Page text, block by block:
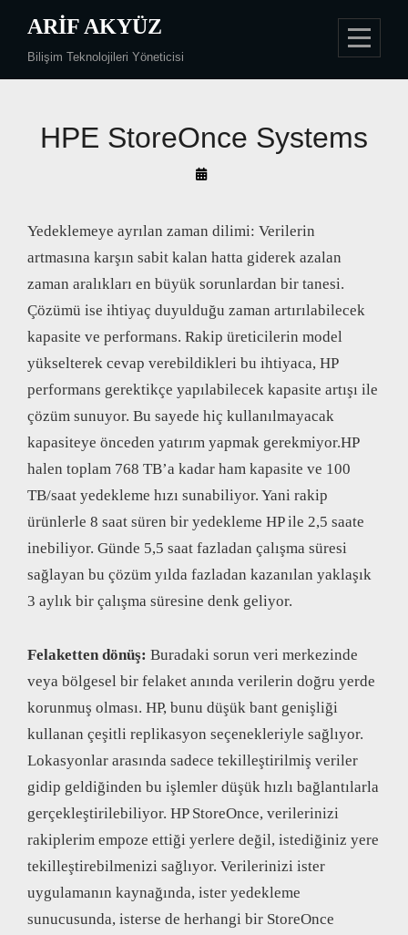
content
ARIF AKYÜZ
Bilişim Teknolojileri Yöneticisi
HPE StoreOnce Systems
By
Yedeklemeye ayrılan zaman dilimi: Verilerin
artmasına karşın sabit kalan hatta giderek azalan
zaman aralıkları en büyük sorunlardan bir tanesi.
Çözümü ise ihtiyaç duyulduğu zaman artırılabilecek
kapasite ve performans. Rakip üreticilerin model
yükselterek cevap verebildikleri bu ihtiyaca, HP
performans gerektikçe yapılabilecek kapasite artışı ile
çözüm sunuyor. Bu sayede hiç kullanılmayacak
kapasiteye önceden yatırım yapmak gerekmiyor.HP
halen toplam 768 TB’a kadar ham kapasite ve 100
TB/saat yedekleme hızı sunabiliyor. Yani rakip
ürünlerle 8 saat süren bir yedekleme HP ile 2,5 saate
inebiliyor. Günde 5,5 saat fazladan çalışma süresi
sağlayan bu çözüm yılda fazladan kazanılan yaklaşık
3 aylık bir çalışma süresine denk geliyor.
Felaketten dönüş: Buradaki sorun veri merkezinde
veya bölgesel bir felaket anında verilerin doğru yerde
korunmuş olması. HP, bunu düşük bant genişliği
kullanan çeşitli replikasyon seçenekleriyle sağlıyor.
Lokasyonlar arasında sadece tekilleştirilmiş veriler
gidip geldiğinden bu işlemler düşük hızlı bağlantılarla
gerçekleştirilebiliyor. HP StoreOnce, verilerinizi
rakiplerim empoze ettiği yerlere değil, istediğiniz yere
tekilleştirebilmenizi sağlıyor. Verilerinizi ister
uygulamanın kaynağında, ister yedekleme
sunucusunda, isterse de herhangi bir StoreOnce